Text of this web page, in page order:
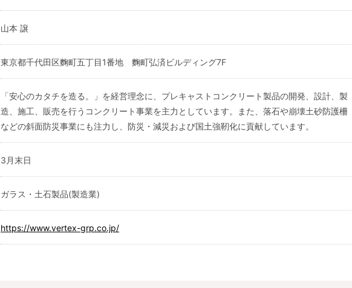
山本 譲
東京都千代田区麴町五丁目1番地 麴町弘済ビルディング7F
「安心のカタチを造る。」を経営理念に、プレキャストコンクリート製品の開発、設計、製
造、施工、販売を行うコンクリート事業を主力としています。また、落石や崩壊土砂防護柵
などの斜面防災事業にも注力し、防災・減災および国土強靭化に貢献しています。
3月末日
ガラス・土石製品(製造業)
https://www.vertex-grp.co.jp/